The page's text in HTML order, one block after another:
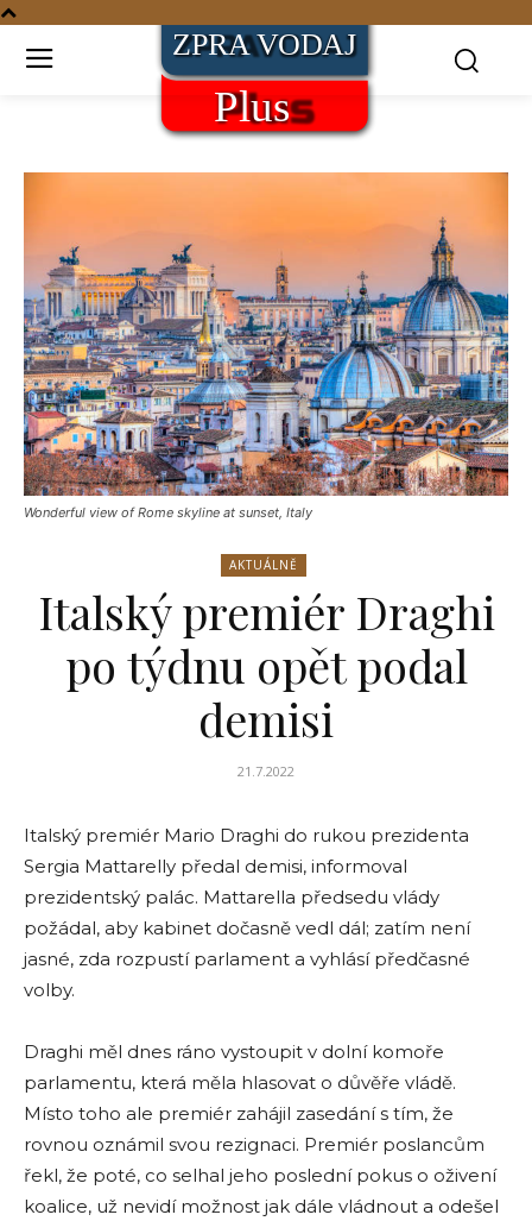
Wonderful view of Rome skyline at sunset, Italy
AKTUÁLNĚ
Italský premiér Draghi
po týdnu opět podal
demisi
21.7.2022
Italský premiér Mario Draghi do rukou prezidenta
Sergia Mattarelly předal demisi, informoval
prezidentský palác. Mattarella předsedu vlády
požádal, aby kabinet dočasně vedl dál; zatím není
jasné, zda rozpustí parlament a vyhlásí předčasné
volby.
Draghi měl dnes ráno vystoupit v dolní komoře
parlamentu, která měla hlasovat o důvěře vládě.
Místo toho ale premiér zahájil zasedání s tím, že
rovnou oznámil svou rezignaci. Premiér poslancům
řekl, že poté, co selhal jeho poslední pokus o oživení
koalice, už nevidí možnost jak dále vládnout a odešel